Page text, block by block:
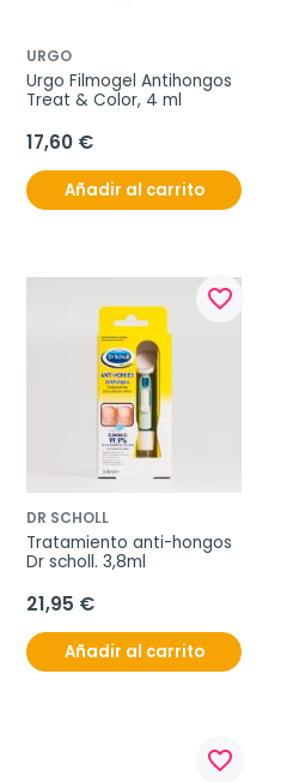
URGO
Urgo Filmogel Antihongos
Treat & Color, 4 ml
17,60 €
Añadir al carrito
favorite_border
DR SCHOLL
Tratamiento anti-hongos
Dr scholl. 3,8ml
21,95 €
Añadir al carrito
favorite_border